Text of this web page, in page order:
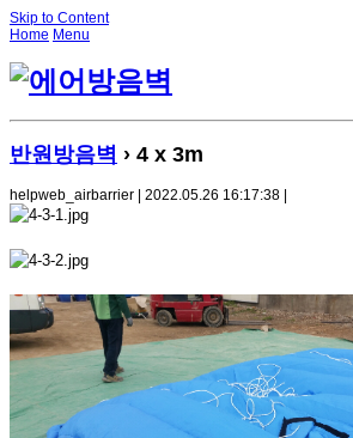
Skip to Content
Home Menu
반원방음벽 › 4 x 3m
helpweb_airbarrier | 2022.05.26 16:17:38 |